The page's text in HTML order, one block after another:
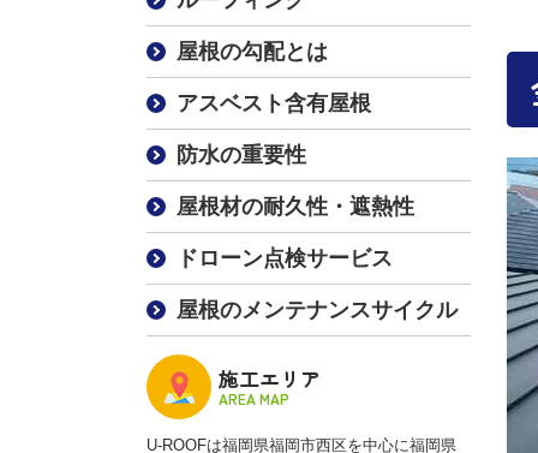
屋根の勾配とは
アスベスト含有屋根
防水の重要性
屋根材の耐久性・遮熱性
ドローン点検サービス
屋根のメンテナンスサイクル
施工エリア
AREA MAP
U-ROOFは福岡県福岡市西区を中心に福岡県